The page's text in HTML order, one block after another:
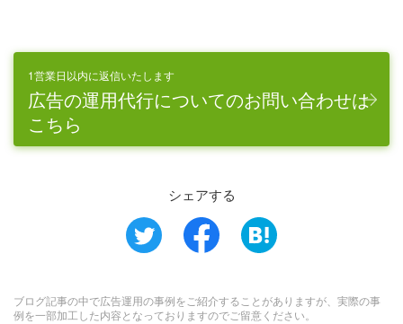
1営業日以内に返信いたします
広告の運用代行についてのお問い合わせは
こちら
シェアする
ブログ記事の中で広告運用の事例をご紹介することがありますが、実際の事
例を一部加工した内容となっておりますのでご留意ください。